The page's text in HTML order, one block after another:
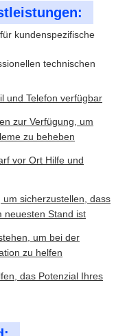
kundenspezifische
technischen
und Telefon verfügbar
zur Verfügung, um
zu beheben
vor Ort Hilfe und
sicherzustellen, dass
neuesten Stand ist
um bei der
zu helfen
das Potenzial Ihres